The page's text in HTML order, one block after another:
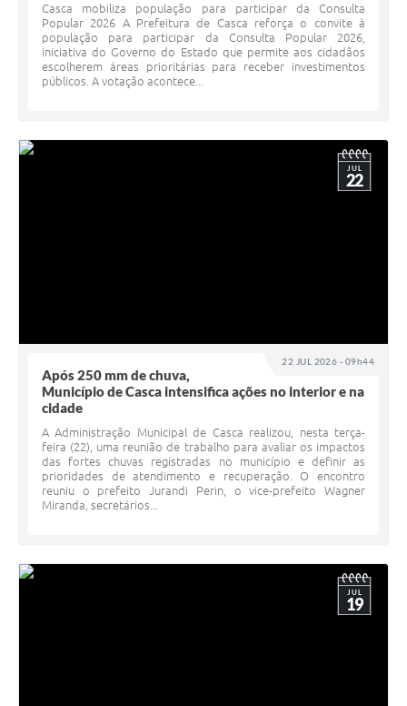
Casca mobiliza população para participar da Consulta
Popular 2026 A Prefeitura de Casca reforça o convite à
população para participar da Consulta Popular 2026,
iniciativa do Governo do Estado que permite aos cidadãos
escolherem áreas prioritárias para receber investimentos
públicos. A votação acontece...
22 JUL 2026 - 09h44
JUL
22
Após 250 mm de chuva,
Município de Casca intensifica ações no interior e na
cidade
A Administração Municipal de Casca realizou, nesta terça-
feira (22), uma reunião de trabalho para avaliar os impactos
das fortes chuvas registradas no município e definir as
prioridades de atendimento e recuperação. O encontro
reuniu o prefeito Jurandi Perin, o vice-prefeito Wagner
Miranda, secretários...
JUL
19